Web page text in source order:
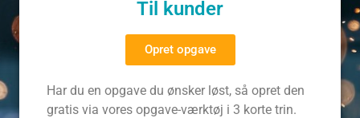
Til kunder
Opret opgave
Har du en opgave du ønsker løst, så opret den
gratis via vores opgave-værktøj i 3 korte trin.